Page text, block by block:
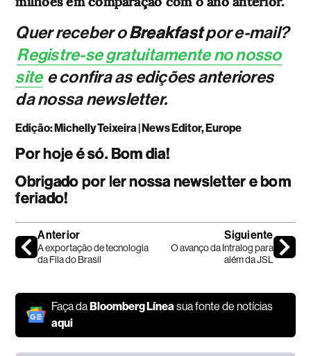
Quer receber oBreakfastpor e-mail?
Registre-se gratuitamente no nosso
site e confira as edições anteriores
da nossa newsletter.
Edição: Michelly Teixeira | News Editor, Europe
Por hoje é só. Bom dia!
Obrigado por ler nossa newsletter e bom
feriado!
Anterior
A exportação de tecnologia
da Fila do Brasil
Siguiente
O avanço da Intralog para
além da JSL
Faça daBloomberg Línea sua fonte de notícias
aqui